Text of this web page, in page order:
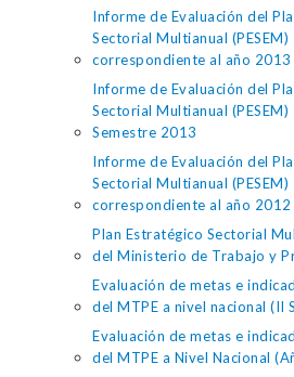
Informe de Evaluación del
Sectorial Multianual
correspondiente al año 2013
Informe de Evaluación del
Sectorial Multianual
Semestre 2013
Informe de Evaluación del
Sectorial Multianual
correspondiente al año 2012
Plan Estratégico Sectorial
del Ministerio de Trabajo y
Evaluación de metas e
del MTPE a nivel nacional (II
Evaluación de metas e
del MTPE a Nivel Nacional